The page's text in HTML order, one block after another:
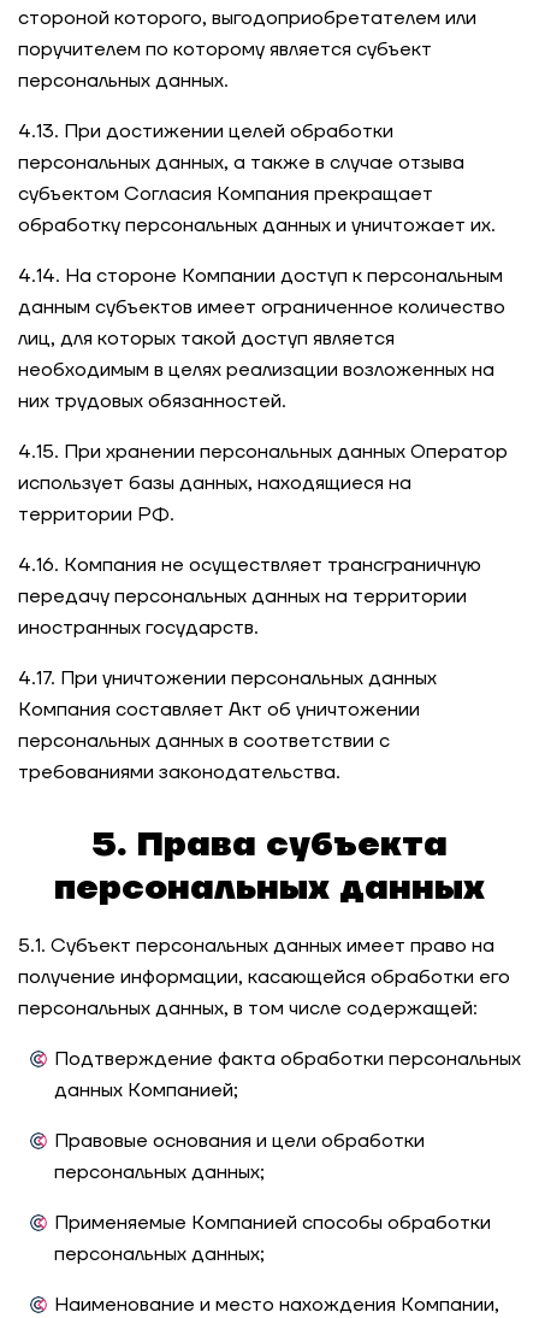
стороной которого, выгодоприобретателем или
поручителем по которому является субъект
персональных данных.
4.13. При достижении целей обработки
персональных данных, а также в случае отзыва
субъектом Согласия Компания прекращает
обработку персональных данных и уничтожает их.
4.14. На стороне Компании доступ к персональным
данным субъектов имеет ограниченное количество
лиц, для которых такой доступ является
необходимым в целях реализации возложенных на
них трудовых обязанностей.
4.15. При хранении персональных данных Оператор
использует базы данных, находящиеся на
территории РФ.
4.16. Компания не осуществляет трансграничную
передачу персональных данных на территории
иностранных государств.
4.17. При уничтожении персональных данных
Компания составляет Акт об уничтожении
персональных данных в соответствии с
требованиями законодательства.
5. Права субъекта
персональных данных
5.1. Субъект персональных данных имеет право на
получение информации, касающейся обработки его
персональных данных, в том числе содержащей:
Подтверждение факта обработки персональных
данных Компанией;
Правовые основания и цели обработки
персональных данных;
Применяемые Компанией способы обработки
персональных данных;
Наименование и место нахождения Компании,